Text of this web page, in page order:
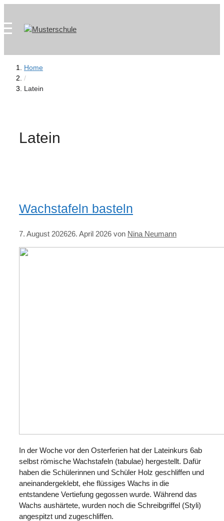
springen
content
Home
/
Latein
Latein
Wachstafeln basteln
7. August 202626. April 2026 von Nina Neumann
In der Woche vor den Osterferien hat der Lateinkurs 6ab
selbst römische Wachstafeln (tabulae) hergestellt. Dafür
haben die Schülerinnen und Schüler Holz geschliffen und
aneinandergeklebt, ehe flüssiges Wachs in die
entstandene Vertiefung gegossen wurde. Während das
Wachs aushärtete, wurden noch die Schreibgriffel (Styli)
angespitzt und zugeschliffen.